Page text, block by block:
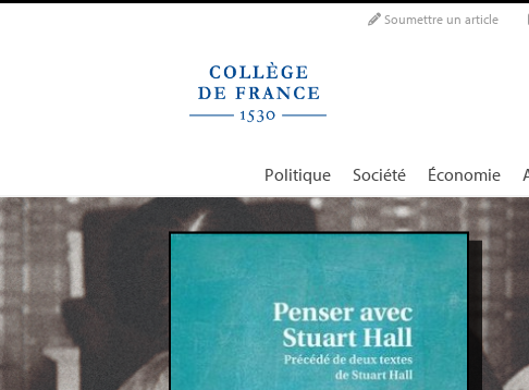
Soumettre un article
Politique Société Économie